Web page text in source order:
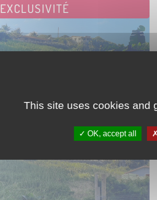
EXCLUSIVITÉ
This site uses cookies and
OK, accept all